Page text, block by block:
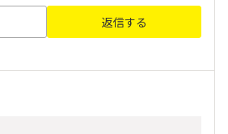
返信する